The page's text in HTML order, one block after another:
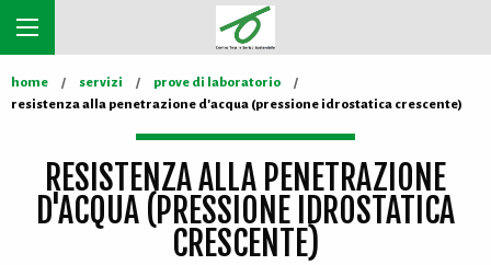
home servizi
prove di laboratorio
resistenza alla penetrazione d'acqua (pressione idrostatica crescente)
RESISTENZA ALLA PENETRAZIONE
D'ACQUA (PRESSIONE IDROSTATICA
CRESCENTE)